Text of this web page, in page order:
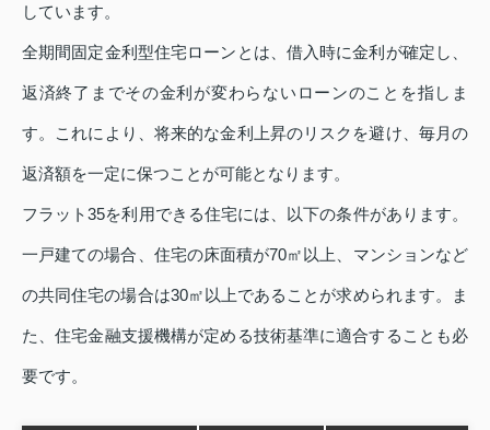
しています。
全期間固定金利型住宅ローンとは、借入時に金利が確定し、
返済終了までその金利が変わらないローンのことを指しま
す。これにより、将来的な金利上昇のリスクを避け、毎月の
返済額を一定に保つことが可能となります。
フラット35を利用できる住宅には、以下の条件があります。
一戸建ての場合、住宅の床面積が70㎡以上、マンションなど
の共同住宅の場合は30㎡以上であることが求められます。ま
た、住宅金融支援機構が定める技術基準に適合することも必
要です。